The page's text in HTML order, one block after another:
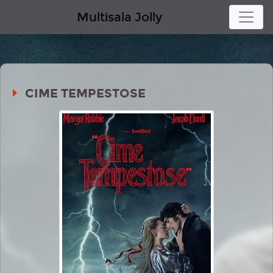
Multisala Jolly
CIME TEMPESTOSE